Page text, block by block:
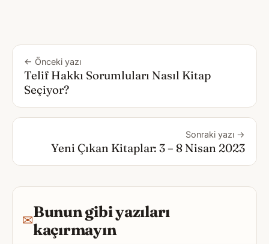
← Önceki yazı
Telif Hakkı Sorumluları Nasıl Kitap
Seçiyor?
Sonraki yazı →
Yeni Çıkan Kitaplar: 3 – 8 Nisan 2023
✉Bunun gibi yazıları
kaçırmayın